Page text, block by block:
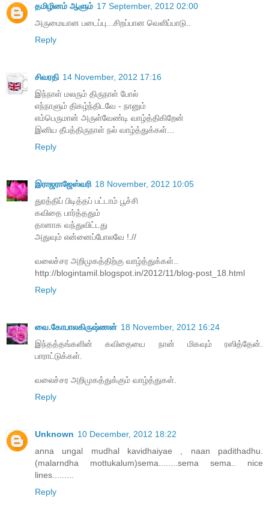
தமிழினம் ஆளும் 17 September, 2012 02:00
அருமையான படைப்பு...சிறப்பான வெளிப்பாடு..
Reply
சிவரதி 14 November, 2012 17:16
இந்நாள் மலரும் திருநாள் போல்
எந்நாளும் திகழ்ந்திடவே - நானும்
எம்பெருமான் அருள்வேண்டி வாழ்த்திகிறேன்
இனிய தீபத்திருநாள் நல் வாழ்த்துக்கள்...
Reply
இராஜராஜேஸ்வரி 18 November, 2012 10:05
துரத்திப் பிடித்தப் பட்டாம் பூச்சி
கவிதை பார்த்ததும்
தானாக வந்துவிட்டது
அதுவும் என்னைப்போலவே !.//
வலைச்சர அறிமுகத்திற்கு வாழ்த்துக்கள்..
http://blogintamil.blogspot.in/2012/11/blog-post_18.html
Reply
வை.கோபாலகிருஷ்ணன் 18 November, 2012 16:24
இந்தத்தங்களின் கவிதையை நான் மிகவும் ரஸித்தேன்.
பாராட்டுக்கள்.
வலைச்சர அறிமுகத்துக்கும் வாழ்த்துகள்.
Reply
Unknown 10 December, 2012 18:22
anna ungal mudhal kavidhaiyae , naan padithadhu.
(malarndha mottukalum)sema........sema sema.. nice
lines.........
Reply